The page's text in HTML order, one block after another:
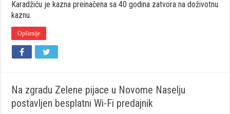
Karadžiću je kazna preinačena sa 40 godina zatvora na doživotnu
kaznu.
Opširnije
Na zgradu Zelene pijace u Novome Naselju
postavljen besplatni Wi-Fi predajnik